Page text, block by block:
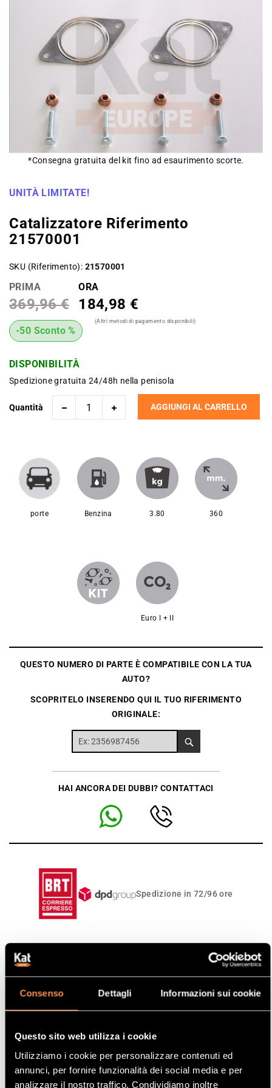
Consenso Dettagli Informazioni sui cookie
Questo sito web utilizza i cookie
Utilizziamo i cookie per personalizzare contenuti ed
annunci, per fornire funzionalità dei social media e per
analizzare il nostro traffico. Condividiamo inoltre
*Consegna gratuita del kit fino ad esaurimento scorte.
UNITÀ LIMITATE!
Catalizzatore Riferimento
21570001
SKU (Riferimento) 21570001
PRIMA
369,96 €
ORA
184,98 €
-50 Sconto %
(Altri metodi di pagamento disponibili)
DISPONIBILITÀ
Spedizione gratuita 24/48h nella penisola
Quantità AGGIUNGI AL CARRELLO
porte Benzina 3.80 360
Euro I + II
QUESTO NUMERO DI PARTE È COMPATIBILE CON LA TUA
AUTO?
SCOPRITELO INSERENDO QUI IL TUO RIFERIMENTO
ORIGINALE:
HAI ANCORA DEI DUBBI? CONTATTACI
Spedizione in 72/96 ore
Restituisci l’ordine
entro 45 giorni